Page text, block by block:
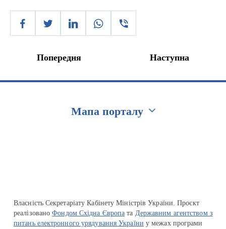
Попередня Наступна
Мапа порталу
Власність Секретаріату Кабінету Міністрів України. Проєкт
реалізованоФондом Східна Європа та Державним агентством з
питань електронного урядування України у межах програми